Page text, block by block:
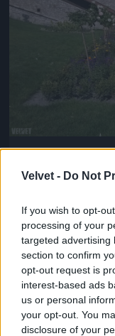
Velvet - Do Not
If you wish to opt-
processing of your
targeted advertising
section to confirm
opt-out request is
interest-based ads
us or personal
your opt-out. You
disclosure of your
A Várkert bazár
Fotó: / Velvet